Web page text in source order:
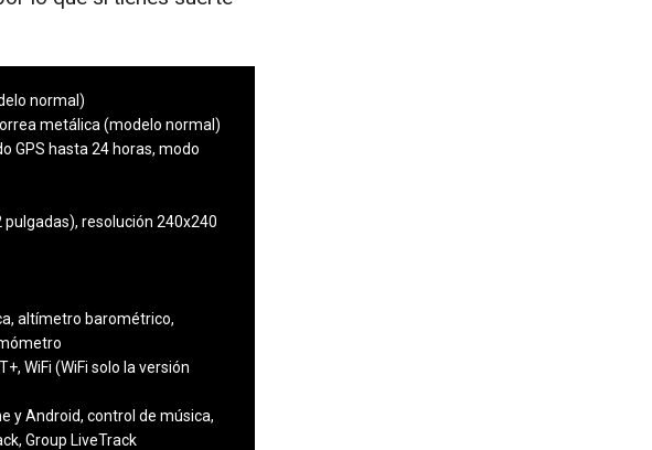
normal)
metálica (modelo normal)
GPS hasta 24 horas, modo
resolución 240x240
altímetro barométrico,
WiFi (WiFi solo la versión
y Android, control de música,
Group LiveTrack